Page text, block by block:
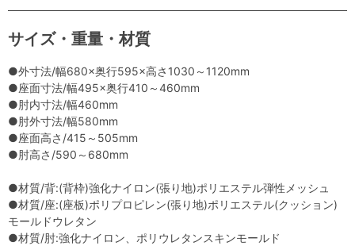
サイズ・重量・材質
●外寸法/幅680×奥行595×高さ1030～1120mm
●座面寸法/幅495×奥行410～460mm
●肘内寸法/幅460mm
●肘外寸法/幅580mm
●座面高さ/415～505mm
●肘高さ/590～680mm
●材質/背:(背枠)強化ナイロン(張り地)ポリエステル弾性メッシュ
●材質/座:(座板)ポリプロピレン(張り地)ポリエステル(クッション)
モールドウレタン
●材質/肘:強化ナイロン、ポリウレタンスキンモールド